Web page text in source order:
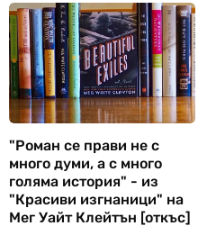
"Роман се прави не с
много думи, а с много
голяма история" - из
"Красиви изгнаници" на
Мег Уайт Клейтън [откъс]